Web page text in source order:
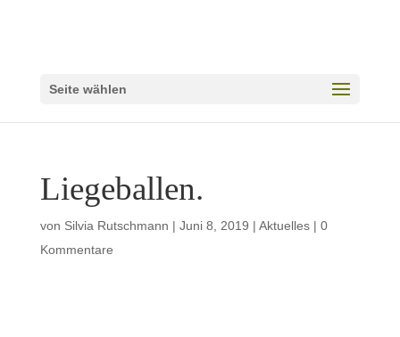
Seite wählen
Liegeballen.
von Silvia Rutschmann | Juni 8, 2019 | Aktuelles| 0
Kommentare